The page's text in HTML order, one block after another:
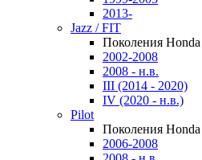
2013-
Jazz / FIT
Поколения
2002-2008
2008 - н.в.
III (2014 - 2020)
IV (2020 - н.в.)
Pilot
Поколения
2006-2008